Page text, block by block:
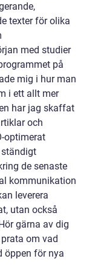
texter för olika
med studier
på
mig i hur man
i ett allt mer
har jag skaffat
och
optimerat
de senaste
kommunikation
leverera
utan också
gärna av dig
om vad
öppen för nya